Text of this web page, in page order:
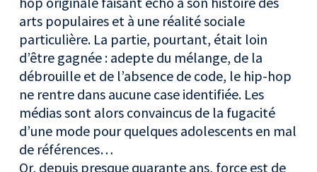
arts populaires et à une réalité sociale
particulière. La partie, pourtant, était loin
d’être gagnée : adepte du mélange, de la
débrouille et de l’absence de code, le hip-hop
ne rentre dans aucune case identifiée. Les
médias sont alors convaincus de la fugacité
d’une mode pour quelques adolescents en mal
de références…
Or, depuis presque quarante ans, force est de